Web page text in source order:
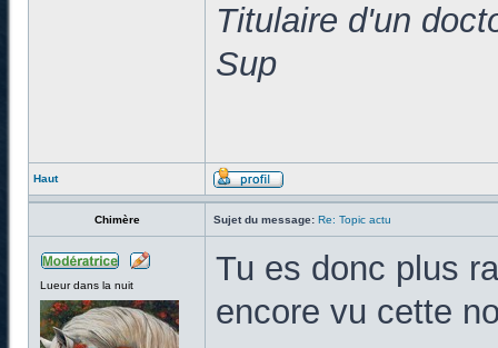
Titulaire d'un
Sup
Haut
Chimère Sujet du message: Re: Topic actu
Lueur dans la nuit
Tu es donc plus
encore vu cette